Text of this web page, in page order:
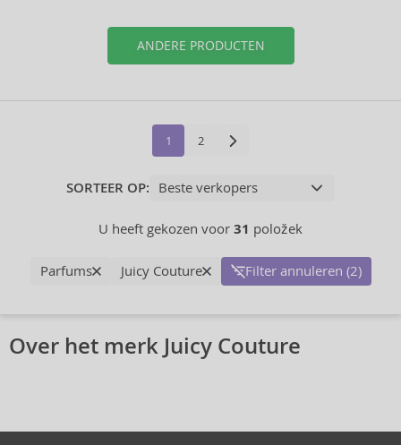
ANDERE PRODUCTEN
1 2
SORTEER OP:
U heeft gekozen voor 31 položek
Parfums Juicy Couture Filter annuleren (2)
Over het merk Juicy Couture